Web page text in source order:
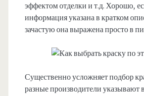
эффектом отделки и т.д. Хорошо,
информация указана в кратком
зачастую она выражена просто в
Существенно усложняет подбор
разные производители указывают